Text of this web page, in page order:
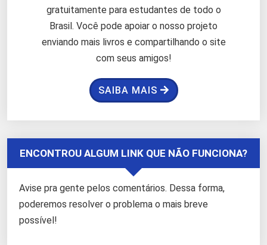
gratuitamente para estudantes de todo o
Brasil. Você pode apoiar o nosso projeto
enviando mais livros e compartilhando o site
com seus amigos!
SAIBA MAIS
ENCONTROU ALGUM LINK QUE NÃO FUNCIONA?
Avise pra gente pelos comentários. Dessa forma,
poderemos resolver o problema o mais breve
possível!